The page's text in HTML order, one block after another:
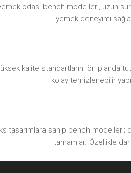
yemek odası bench modelleri, uzun
yemek deneyimi
kalite standartlarını ön planda
kolay temizlenebilir
tasarımlara sahip bench
tamamlar. Özellikle